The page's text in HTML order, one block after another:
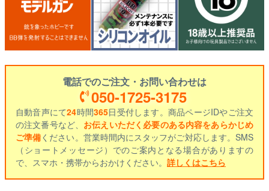
電話でのご注文・お問い合わせは
050-1725-3175
自動音声にて24時間365日受付します。商品ページIDやご注文
の注文番号など、 お伝えいただく必要のある内容をあらかじめ
ご準備ください。営業時間内にスタッフがご対応します。SMS
（ショートメッセージ）でのご案内となる場合がありますの
で、スマホ・携帯からおかけください。 詳しくはこちら